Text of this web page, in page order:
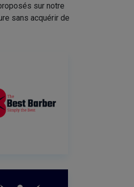
sur notre
sans acquérir de